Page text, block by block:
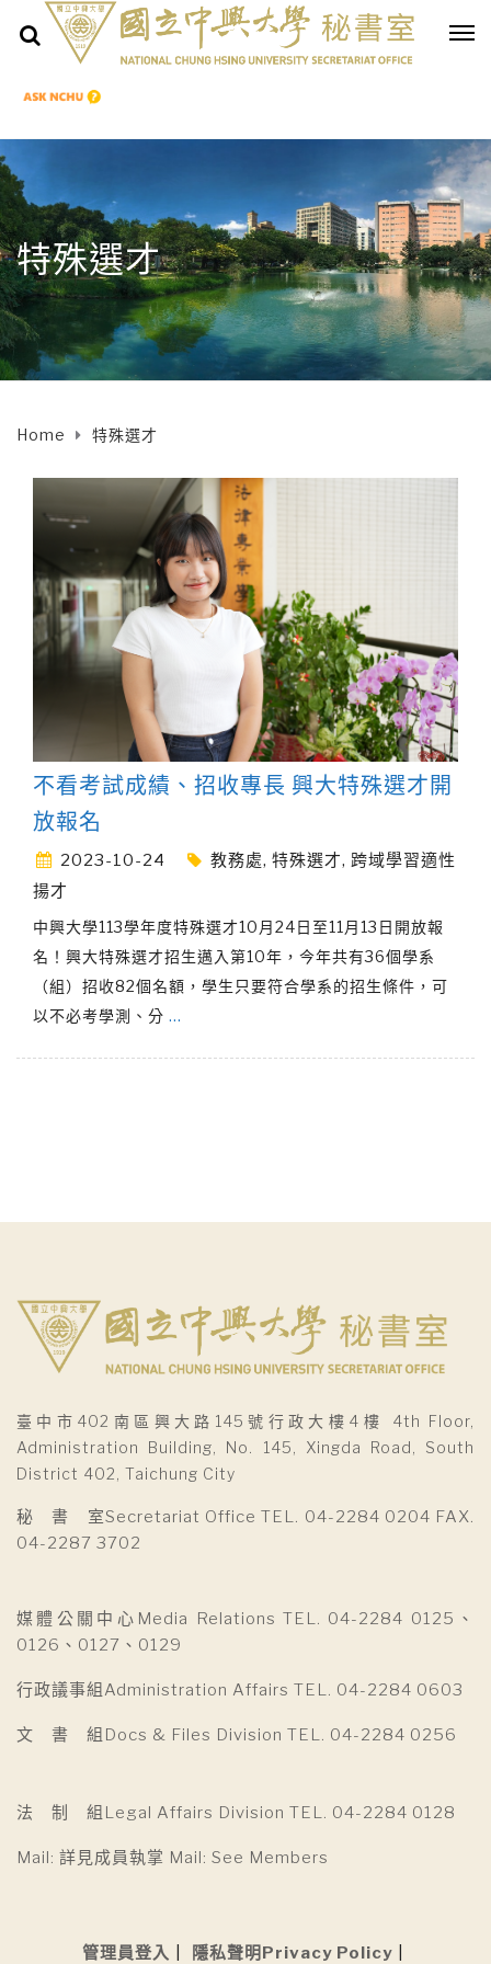
特殊選才
Home 特殊選才
不看考試成績、招收專長 興大特殊選才開
放報名
2023-10-24 教務處, 特殊選才, 跨域學習適性
揚才
中興大學113學年度特殊選才10月24日至11月13日開放報
名！興大特殊選才招生邁入第10年，今年共有36個學系
（組）招收82個名額，學生只要符合學系的招生條件，可
以不必考學測、分 …
臺中市402南區興大路145號行政大樓4樓 4th Floor,
Administration Building, No. 145, Xingda Road, South
District 402, Taichung City
秘 書 室Secretariat Office TEL. 04-2284 0204 FAX.
04-2287 3702
媒體公關中心Media Relations TEL. 04-2284 0125、
0126、0127、0129
行政議事組Administration Affairs TEL. 04-2284 0603
文 書 組Docs & Files Division TEL. 04-2284 0256
法 制 組Legal Affairs Division TEL. 04-2284 0128
Mail: 詳見成員執掌 Mail: See Members
管理員登入 隱私聲明Privacy Policy